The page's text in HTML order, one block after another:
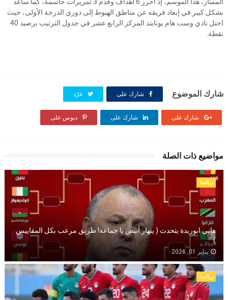
بشكل كبير في إبعاد فريقه عن مناطق الهبوط إلى دوري الدرجة الأولى، حيث
احتل نادي وست هام يونايتد المركز الرابع عشر في جدول الترتيب برصيد 40
نقطة.
شارك الموضوع شارك على غرّد
شارك على شارك على دبوس على
مواضيع ذات الصلة
رياضة
هاني ابوريدة يتحدث ( ينهار أبيض يا جماعة! طريق مرعب بكل المقاييس
)
يناير 01, 2026
رياضة